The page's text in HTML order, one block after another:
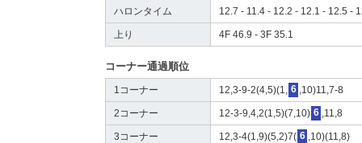
ハロンタイム 12.7 - 11.4 - 12.2 - 12.1 - 12.5 -
上り 4F 46.9 - 3F 35.1
コーナー通過順位
1コーナー 12,3-9-2(4,5)(1, 6 ,10)11,7-8
2コーナー 12-3-9,4,2(1,5)(7,10) 6 ,11,8
3コーナー 12,3-4(1,9)(5,2)7( 6 ,10)(11,8)